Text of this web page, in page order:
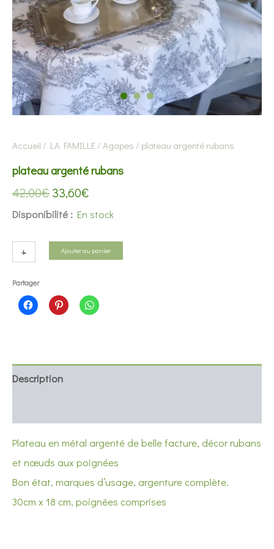
Accueil / LA FAMILLE / Agapes / plateau argenté rubans
plateau argenté rubans
42,00€Le
prix
était :
33,60€
prix
est :
Disponibilité : En stock
-
de
argenté
rubans
+ Ajouter au panier
Partager
Description
Plateau en métal argenté de belle facture, décor rubans
et nœuds aux poignées
Bon état, marques d’usage, argenture complète.
30cm x 18 cm, poignées comprises